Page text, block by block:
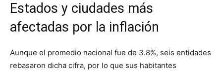
Estados y ciudades más
afectadas por la inflación
Aunque el promedio nacional fue de 3.8%, seis entidades
rebasaron dicha cifra, por lo que sus habitantes